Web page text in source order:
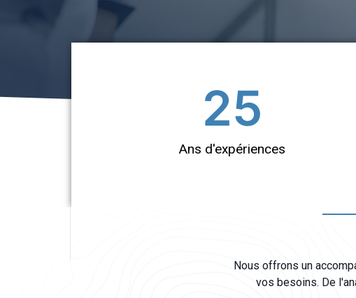
25
Ans d'expériences
Nous offrons un
vos besoins. De